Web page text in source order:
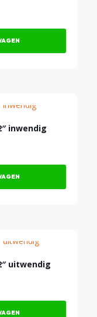
inwendig
uitwendig